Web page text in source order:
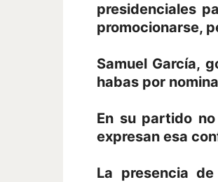
presidenciales
promocionarse,
Samuel García,
habas por
En su partido
expresan esa
La presencia